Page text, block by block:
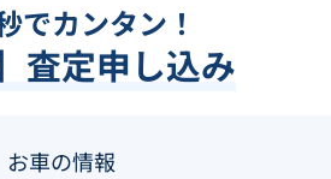
でカンタン！
査定申し込み
お車の情報